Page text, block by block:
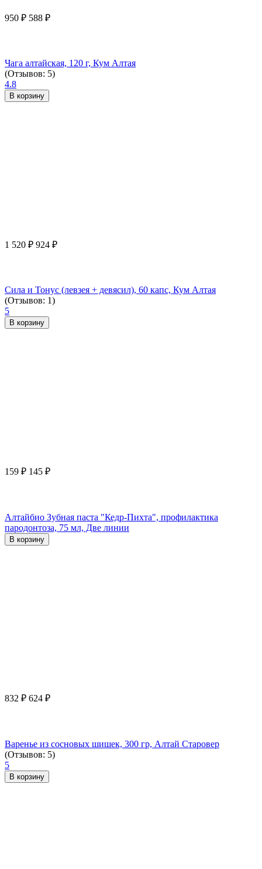
950 ₽ 588 ₽
Чага алтайская, 120 г, Кум Алтая
(Отзывов: 5)
4.8
В корзину
1 520 ₽ 924 ₽
Сила и Тонус (левзея + девясил), 60 капс, Кум Алтая
(Отзывов: 1)
5
В корзину
159 ₽ 145 ₽
Алтайбио Зубная паста "Кедр-Пихта", профилактика
пародонтоза, 75 мл, Две линии
В корзину
832 ₽ 624 ₽
Варенье из сосновых шишек, 300 гр, Алтай Старовер
(Отзывов: 5)
5
В корзину